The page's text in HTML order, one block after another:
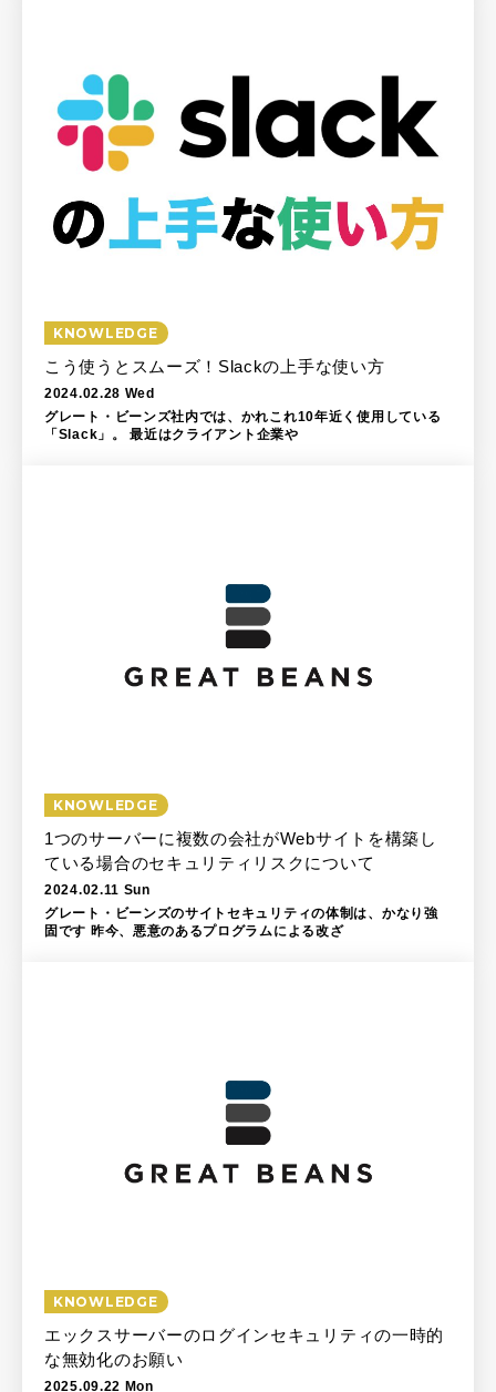
KNOWLEDGE
こう使うとスムーズ！Slackの上手な使い方
2024.02.28 Wed
グレート・ビーンズ社内では、かれこれ10年近く使用している
「Slack」。 最近はクライアント企業や
KNOWLEDGE
1つのサーバーに複数の会社がWebサイトを構築し
ている場合のセキュリティリスクについて
2024.02.11 Sun
グレート・ビーンズのサイトセキュリティの体制は、かなり強
固です 昨今、悪意のあるプログラムによる改ざ
KNOWLEDGE
エックスサーバーのログインセキュリティの一時的
な無効化のお願い
2025.09.22 Mon